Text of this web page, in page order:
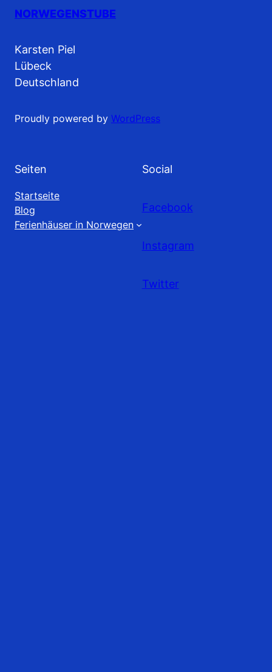
NORWEGENSTUBE
Karsten Piel
Lübeck
Deutschland
Proudly powered by WordPress
Seiten
Startseite
Blog
Ferienhäuser in Norwegen
Social
Facebook
Instagram
Twitter